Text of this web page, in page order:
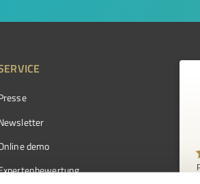
demo
Kundenbewertungen
4,42
/
5,00